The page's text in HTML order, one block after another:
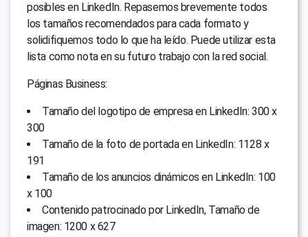
posibles en LinkedIn. Repasemos brevemente todos
los tamaños recomendados para cada formato y
solidifiquemos todo lo que ha leído. Puede utilizar esta
lista como nota en su futuro trabajo con la red social.
Páginas Business:
Tamaño del logotipo de empresa en LinkedIn: 300 x
300
Tamaño de la foto de portada en LinkedIn: 1128 x
191
Tamaño de los anuncios dinámicos en LinkedIn: 100
x 100
Contenido patrocinado por LinkedIn, Tamaño de
imagen: 1200 x 627